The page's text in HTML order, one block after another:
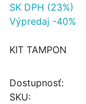
SK DPH (23%)
Výpredaj -40%
KIT TAMPON
Dostupnosť:
SKU: